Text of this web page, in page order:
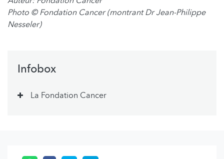
Photo © Fondation Cancer(montrant Dr Jean-Philippe
Nesseler)
Infobox
La Fondation Cancer